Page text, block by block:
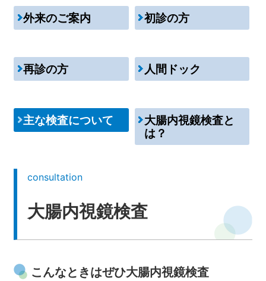
お問い合わせ
よくあるご質問
中文网站
English
外来のご案内 初診の方
再診の方 人間ドック
主な検査について
大腸内視鏡検査と
は？
consultation
大腸内視鏡検査
こんなときはぜひ大腸内視鏡検査